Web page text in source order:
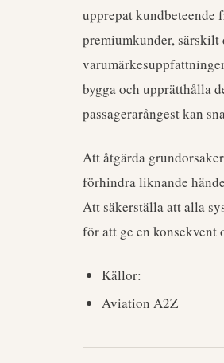
upprepat kundbeteende
premiumkunder, särskilt
bygga och upprätthålla
passagerarångest kan
Att åtgärda
förhindra liknande
Att säkerställa att alla
för att ge en konsekvent
Källor:
Aviation A2Z